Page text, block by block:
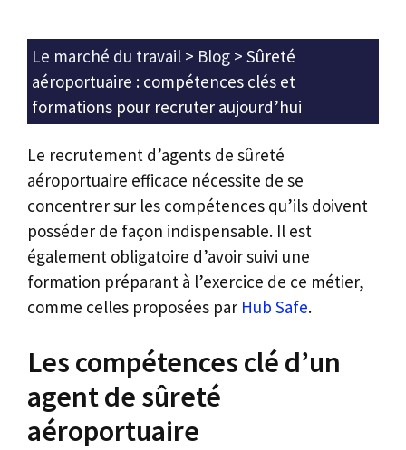
Le marché du travail > Blog > Sûreté
aéroportuaire : compétences clés et
formations pour recruter aujourd’hui
Le recrutement d’agents de sûreté
aéroportuaire efficace nécessite de se
concentrer sur les compétences qu’ils doivent
posséder de façon indispensable. Il est
également obligatoire d’avoir suivi une
formation préparant à l’exercice de ce métier,
comme celles proposées par Hub Safe.
Les compétences clé d’un
agent de sûreté
aéroportuaire